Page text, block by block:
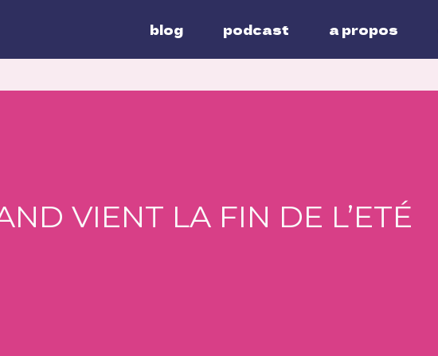
blog podcast a propos
VIENT LA FIN DE L’ETÉ